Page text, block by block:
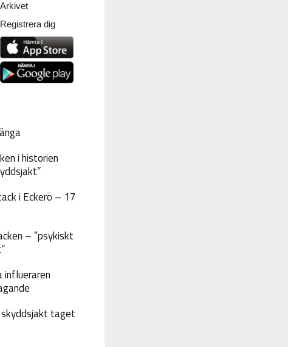
Arkivet
Registrera dig
i historien
i Eckerö – 17
– ”psykiskt
skyddsjakt taget